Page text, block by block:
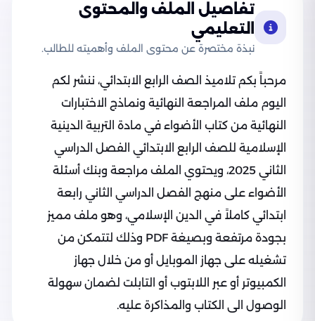
تفاصيل الملف والمحتوى
التعليمي
نبذة مختصرة عن محتوى الملف وأهميته للطالب.
مرحباً بكم تلاميذ الصف الرابع الابتدائي، ننشر لكم
اليوم ملف المراجعة النهائية ونماذج الاختبارات
النهائية من كتاب الأضواء في مادة التربية الدينية
الإسلامية للصف الرابع الابتدائي الفصل الدراسي
الثاني 2025، ويحتوي الملف مراجعة وبنك أسئلة
الأضواء على منهج الفصل الدراسي الثاني رابعة
ابتدائي كاملاً في الدين الإسلامي، وهو ملف مميز
بجودة مرتفعة وبصيغة PDF وذلك لتتمكن من
تشغيله على جهاز الموبايل أو من خلال جهاز
الكمبيوتر أو عبر اللابتوب أو التابلت لضمان سهولة
الوصول الى الكتاب والمذاكرة عليه.